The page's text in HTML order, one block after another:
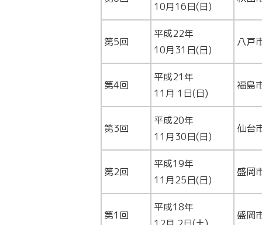
10月16日(日)
第5回
平成22年
10月31日(日)
八戸
第4回
平成21年
11月 1日(日)
福島
第3回
平成20年
11月30日(日)
仙台
第2回
平成19年
11月25日(日)
盛岡
第1回
平成18年
盛岡